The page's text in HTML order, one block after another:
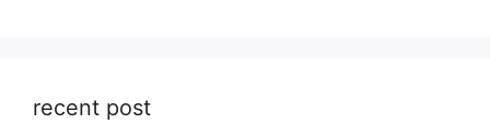
recent post